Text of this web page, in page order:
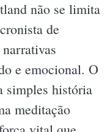
não se limita
de
e emocional. O
simples história
meditação